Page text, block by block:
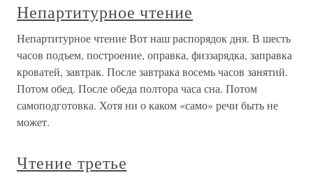
Непартитурное чтение
Непартитурное чтение Вот наш распорядок дня. В шесть
часов подъем, построение, оправка, физзарядка, заправка
кроватей, завтрак. После завтрака восемь часов занятий.
Потом обед. После обеда полтора часа сна. Потом
самоподготовка. Хотя ни о каком «само» речи быть не
может.
Чтение третье